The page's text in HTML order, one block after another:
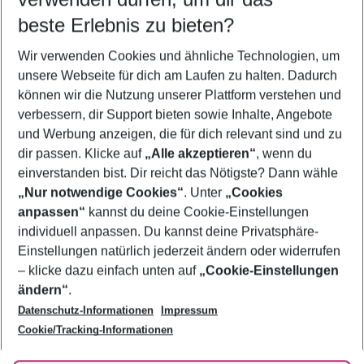
5-8 Nächte
2 Erwachsene Keine Kinder
Mehr Filter anzeigen
Footer
Footer navigation
Über uns
AGB
Bestpreisgarantie
Cookie-Einstellungen ändern
Cookie-Richtlinie
Agenturbetreuung
Barrierefreies Reisen
Folge uns
beste Erlebnis zu bieten?
Wir verwenden Cookies und ähnliche Technologien, um
unsere Webseite für dich am Laufen zu halten. Dadurch
können wir die Nutzung unserer Plattform verstehen und
verbessern, dir Support bieten sowie Inhalte, Angebote
und Werbung anzeigen, die für dich relevant sind und zu
dir passen. Klicke auf „Alle akzeptieren“, wenn du
einverstanden bist. Dir reicht das Nötigste? Dann wähle
„Nur notwendige Cookies“. Unter „Cookies
anpassen“ kannst du deine Cookie-Einstellungen
individuell anpassen. Du kannst deine Privatsphäre-
Einstellungen natürlich jederzeit ändern oder widerrufen
– klicke dazu einfach unten auf „Cookie-Einstellungen
ändern“.
Datenschutz-Informationen
Impressum
Cookie/Tracking-Informationen